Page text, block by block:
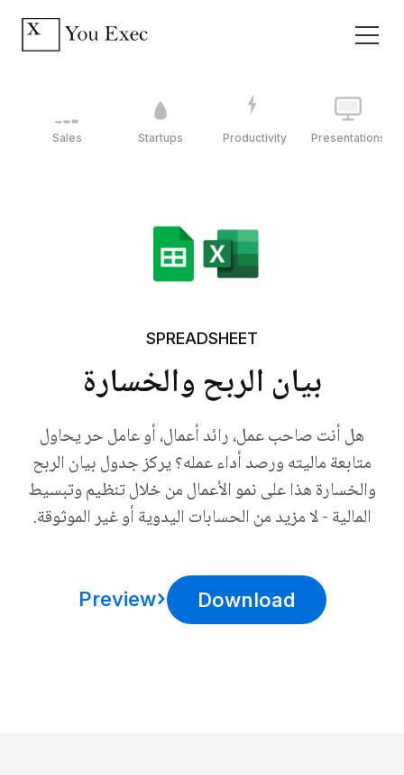
Sales Startups Productivity Presentations
SPREADSHEET
بيان الربح والخسارة
هل أنت صاحب عمل، رائد أعمال، أو عامل حر يحاول
متابعة ماليته ورصد أداء عمله؟ يركز جدول بيان الربح
والخسارة هذا على نمو الأعمال من خلال تنظيم وتبسيط
المالية - لا مزيد من الحسابات اليدوية أو غير الموثوقة.
Download
Preview